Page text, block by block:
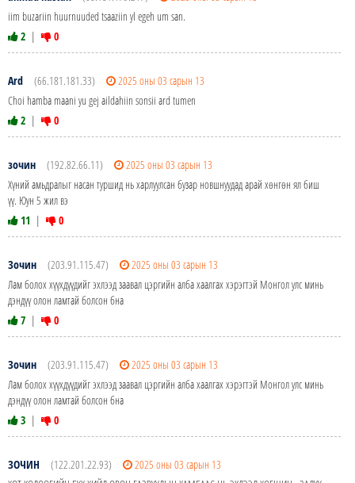
iim buzariin huurnuuded tsaaziin yl egeh um san.
2 | 0
Ard (66.181.181.33)
2025 оны 03 сарын 13
Choi hamba maani yu gej aildahiin sonsii ard tumen
2 | 0
зочин (192.82.66.11)
2025 оны 03 сарын 13
Хүний амьдралыг насан туршид нь харлуулсан бузар новшнуудад арай хөнгөн ял биш
үү. Юун 5 жил вэ
11 | 0
Зочин (203.91.115.47)
2025 оны 03 сарын 13
Лам болох хүүхдүүдийг эхлээд заавал цэргийн алба хаалгах хэрэгтэй Монгол улс минь
дэндүү олон ламтай болсон бна
7 | 0
Зочин (203.91.115.47)
2025 оны 03 сарын 13
Лам болох хүүхдүүдийг эхлээд заавал цэргийн алба хаалгах хэрэгтэй Монгол улс минь
дэндүү олон ламтай болсон бна
3 | 0
ЗОЧИН (122.201.22.93)
2025 оны 03 сарын 13